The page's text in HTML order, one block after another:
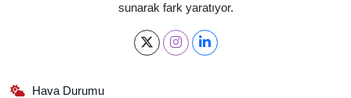
sunarak fark yaratıyor.
Hava Durumu